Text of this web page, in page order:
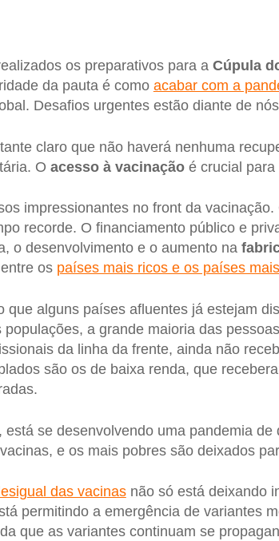
os preparativos para a Cúpula
da pauta é como acabar com a
Desafios urgentes estão diante de
claro que não haverá nenhuma
O acesso à vacinaçãoé crucial para
impressionantes no front da
recorde. O financiamento público e
o desenvolvimento e o aumento na
os países mais ricos e os países
que alguns países afluentes já estejam
populações, a grande maioria das
da linha da frente, ainda não
são os de baixa renda, que
está se desenvolvendo uma pandemia
e os mais pobres são deixados
das vacinasnão só está deixando
permitindo a emergência de variantes
que as variantes continuam se